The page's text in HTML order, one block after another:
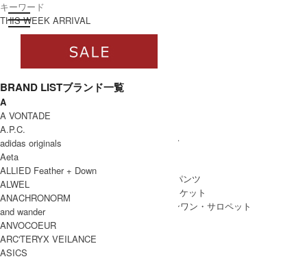
toggle navigation
ログイン
すべて
WOMEN
WOMEN ALL ITEM
/ ワンピース
SKIRT
BOTTOMS
/ ボトムス・パンツ
/ アウター・ジャケット
/ オールインワン・サロペット
THIS WEEK ARRIVAL
BRAND LISTブランド一覧
A
A VONTADE
A.P.C.
adidas originals
Aeta
ALLIED Feather + Down
ALWEL
ANACHRONORM
and wander
ANVOCOEUR
ARC'TERYX VEILANCE
ASICS